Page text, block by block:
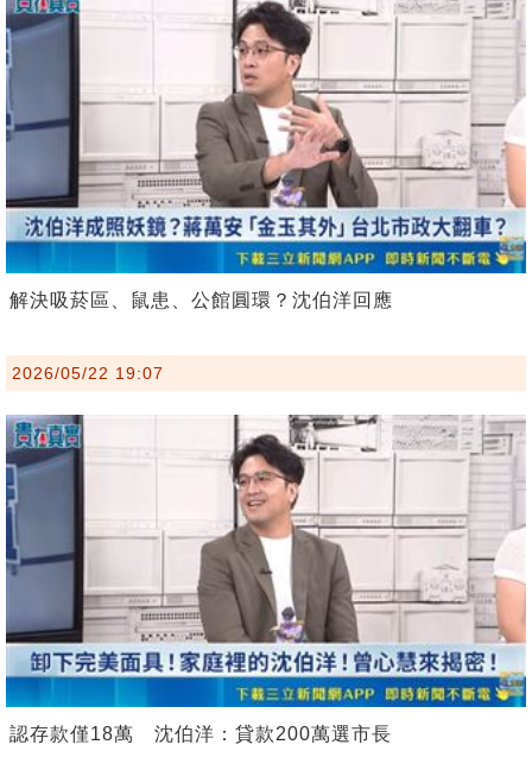
解決吸菸區、鼠患、公館圓環？沈伯洋回應
2026/05/22 19:07
認存款僅18萬 沈伯洋：貸款200萬選市長